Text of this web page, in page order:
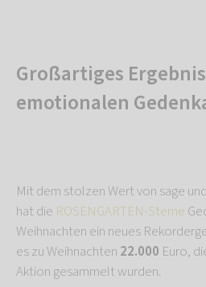
Großartiges
emotionalen
Mit dem stolzen Wert von sage
hat die ROSENGARTEN-Sterne
Weihnachten ein neues
es zu Weihnachten 22.000 Euro,
Aktion gesammelt wurden.